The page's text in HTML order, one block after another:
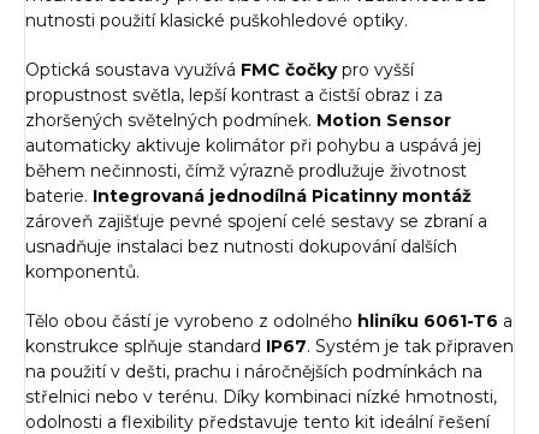
nutnosti použití klasické puškohledové optiky.
Optická soustava využívá FMC čočkypro vyšší
propustnost světla, lepší kontrast a čistší obraz i za
zhoršených světelných podmínek. Motion Sensor
automaticky aktivuje kolimátor při pohybu a uspává jej
během nečinnosti, čímž výrazně prodlužuje životnost
baterie. Integrovaná jednodílná Picatinny montáž
zároveň zajišťuje pevné spojení celé sestavy se zbraní a
usnadňuje instalaci bez nutnosti dokupování dalších
komponentů.
Tělo obou částí je vyrobeno z odolného hliníku 6061-T6 a
konstrukce splňuje standard IP67. Systém je tak připraven
na použití v dešti, prachu i náročnějších podmínkách na
střelnici nebo v terénu. Díky kombinaci nízké hmotnosti,
odolnosti a flexibility představuje tento kit ideální řešení